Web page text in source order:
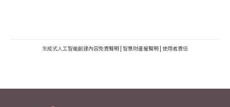
生成式人工智能創建內容免責聲明 | 智慧財產權聲明 | 使用者責任